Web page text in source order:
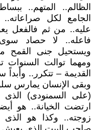
الظالم.. المتهم..
الجامع لكل
عليه.. من ثم فالفعل
فاعله.. لا حصاد سوى
ويستحيل جنى القمح
ومهما توالت
القديمة – تتكرر..
وبقى الإنسان يمارس
(على السمنودى)
ارتضت الخيانة.. هو
زوجته.. وكذا هو